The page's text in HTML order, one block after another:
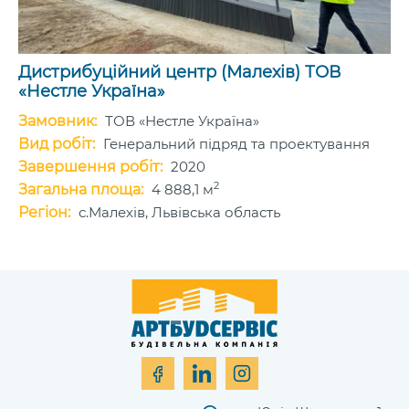
Дистрибуційний центр (Малехів) ТОВ
«Нестле Україна»
Замовник: ТОВ «Нестле Україна»
Вид робіт: Генеральний підряд та проектування
Завершення робіт: 2020
Загальна площа: 4 888,1 м2
Регіон: с.Малехів, Львівська область